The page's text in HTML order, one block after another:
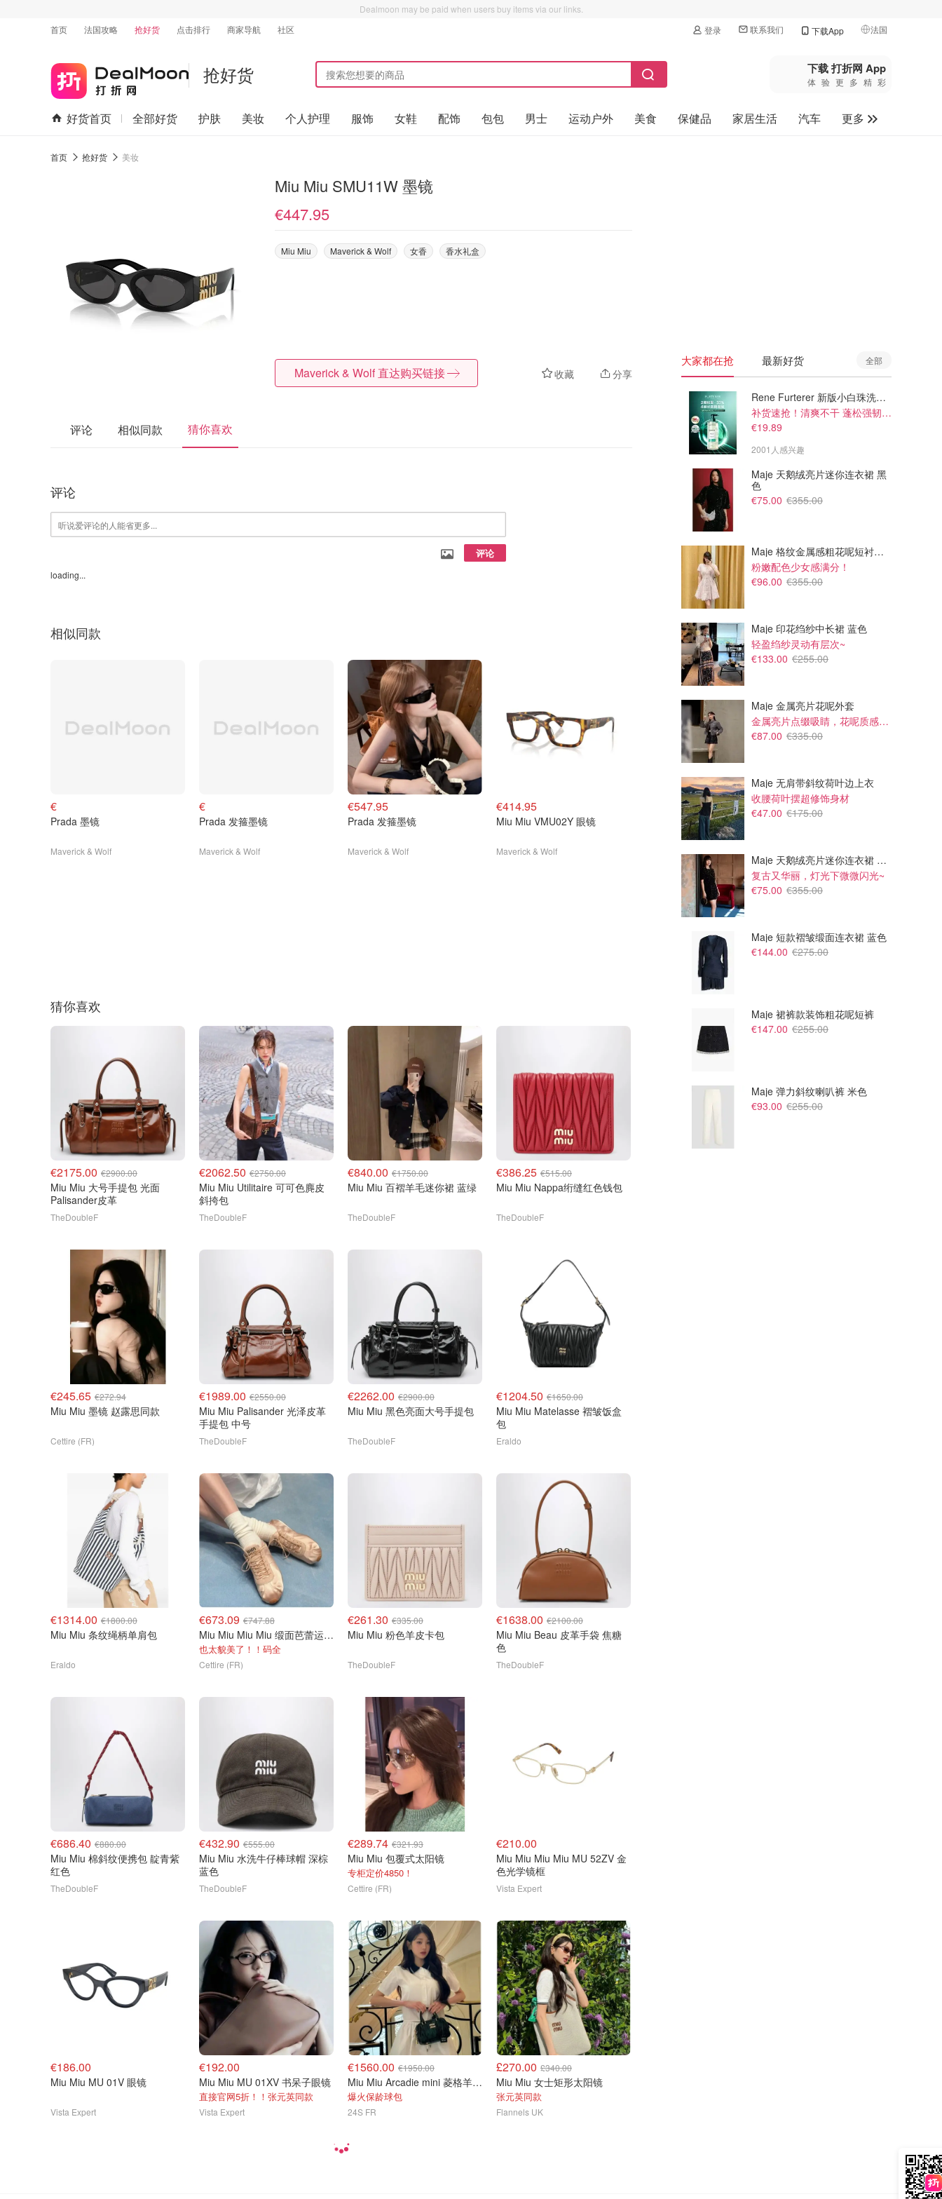
Dealmoon may be paid when users buy items via our links.
首页
法国攻略 抢好货 点击排行 商家导航 社区 登录 联系我们 下载App 法国
🇺🇸美国
🇨🇳中国
🇨🇦加拿大
抢好货 下载 打折网 App
体验更多精彩
好货首页 全部好货 护肤 美妆 个人护理 服饰 女鞋 配饰 包包 男士 运动户外 美食 保健品 家居生活 汽车
更多
首页 抢好货 美妆
Miu Miu SMU11W 墨镜
€447.95
Miu Miu Maverick & Wolf 女香 香水礼盒
收藏 分享
Maverick & Wolf 直达购买链接
评论 相似同款 猜你喜欢
评论
评论
loading...
相似同款
€
Prada 墨镜
Maverick & Wolf
€
Prada 发箍墨镜
Maverick & Wolf
€547.95
Prada 发箍墨镜
Maverick & Wolf
€414.95
Miu Miu VMU02Y 眼镜
Maverick & Wolf
€500.95
Miu Miu SMUA54 墨镜
€447.95
Miu Miu SMU07Z 墨镜
猜你喜欢
€2175.00 €2900.00
Miu Miu 大号手提包 光面
Palisander皮革
TheDoubleF
€2062.50 €2750.00
Miu Miu Utilitaire 可可色麂皮
斜挎包
TheDoubleF
€840.00 €1750.00
Miu Miu 百褶羊毛迷你裙 蓝绿
TheDoubleF
€386.25 €515.00
Miu Miu Nappa绗缝红色钱包
TheDoubleF
€245.65 €272.94
Miu Miu 墨镜 赵露思同款
Cettire (FR)
€1989.00 €2550.00
Miu Miu Palisander 光泽皮革
手提包 中号
TheDoubleF
€2262.00 €2900.00
Miu Miu 黑色亮面大号手提包
TheDoubleF
€1204.50 €1650.00
Miu Miu Matelasse 褶皱饭盒
包
Eraldo
€1314.00 €1800.00
Miu Miu 条纹绳柄单肩包
Eraldo
€673.09 €747.88
Miu Miu Miu Miu 缎面芭蕾运动鞋
也太貌美了！！码全
Cettire (FR)
€261.30 €335.00
Miu Miu 粉色羊皮卡包
TheDoubleF
€1638.00 €2100.00
Miu Miu Beau 皮革手袋 焦糖
色
TheDoubleF
€686.40 €880.00
Miu Miu 棉斜纹便携包 靛青紫
红色
TheDoubleF
€432.90 €555.00
Miu Miu 水洗牛仔棒球帽 深棕
蓝色
TheDoubleF
€289.74 €321.93
Miu Miu 包覆式太阳镜
专柜定价4850！
Cettire (FR)
€210.00
Miu Miu Miu Miu MU 52ZV 金
色光学镜框
Vista Expert
€186.00
Miu Miu MU 01V 眼镜
Vista Expert
€192.00
Miu Miu MU 01XV 书呆子眼镜
直接官网5折！！张元英同款
Vista Expert
€1560.00 €1950.00
Miu Miu Arcadie mini 菱格羊皮包
爆火保龄球包
24S FR
£270.00 £340.00
Miu Miu 女士矩形太阳镜
张元英同款
Flannels UK
大家都在抢 最新好货 全部
Rene Furterer 新版小白珠洗发水 500ml
补货速抢！清爽不干 蓬松强韧秀发
€19.89
2001人感兴趣
Maje 天鹅绒亮片迷你连衣裙 黑
色
€75.00 €355.00
Maje 格纹金属感粗花呢短衬衫裙
粉嫩配色少女感满分！
€96.00 €355.00
Maje 印花绉纱中长裙 蓝色
轻盈绉纱灵动有层次~
€133.00 €255.00
Maje 金属亮片花呢外套
金属亮片点缀吸睛，花呢质感高级又显贵
€87.00 €335.00
Maje 无肩带斜纹荷叶边上衣
收腰荷叶摆超修饰身材
€47.00 €175.00
Maje 天鹅绒亮片迷你连衣裙 黑色
复古又华丽，灯光下微微闪光~
€75.00 €355.00
Maje 短款褶皱缎面连衣裙 蓝色
€144.00 €275.00
Maje 裙裤款装饰粗花呢短裤
€147.00 €255.00
Maje 弹力斜纹喇叭裤 米色
€93.00 €255.00